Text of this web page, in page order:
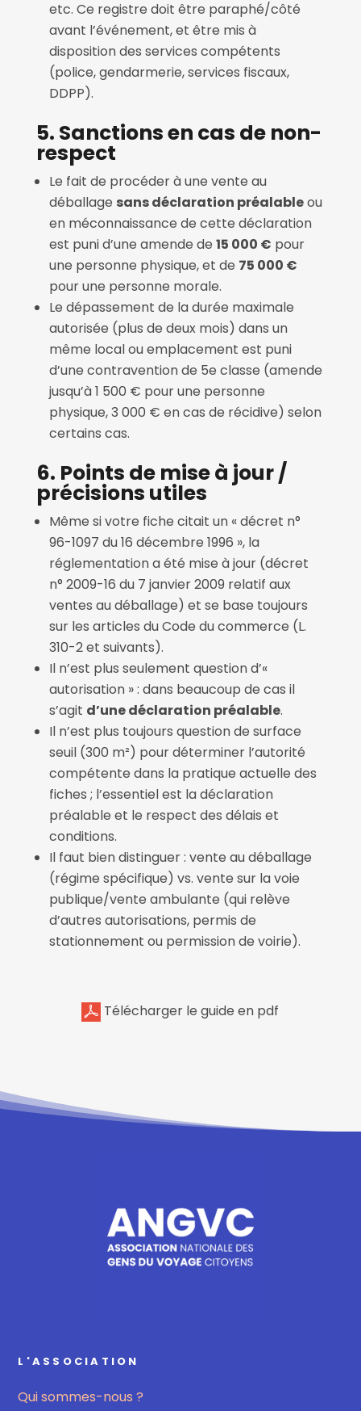
etc. Ce registre doit être paraphé/côté
avant l’événement, et être mis à
disposition des services compétents
(police, gendarmerie, services fiscaux,
DDPP).
5. Sanctions en cas de non-
respect
Le fait de procéder à une vente au
déballage sans déclaration préalableou
en méconnaissance de cette déclaration
est puni d’une amende de 15 000 € pour
une personne physique, et de 75 000 €
pour une personne morale.
Le dépassement de la durée maximale
autorisée (plus de deux mois) dans un
même local ou emplacement est puni
d’une contravention de 5e classe (amende
jusqu’à 1 500 € pour une personne
physique, 3 000 € en cas de récidive) selon
certains cas.
6. Points de mise à jour /
précisions utiles
Même si votre fiche citait un « décret n°
96-1097 du 16 décembre 1996 », la
réglementation a été mise à jour (décret
n° 2009-16 du 7 janvier 2009 relatif aux
ventes au déballage) et se base toujours
sur les articles du Code du commerce (L.
310-2 et suivants).
Il n’est plus seulement question d’«
autorisation » : dans beaucoup de cas il
s’agit d’une déclaration préalable.
Il n’est plus toujours question de surface
seuil (300 m²) pour déterminer l’autorité
compétente dans la pratique actuelle des
fiches ; l’essentiel est la déclaration
préalable et le respect des délais et
conditions.
Il faut bien distinguer : vente au déballage
(régime spécifique) vs. vente sur la voie
publique/vente ambulante (qui relève
d’autres autorisations, permis de
stationnement ou permission de voirie).
Télécharger le guide en pdf
L'ASSOCIATION
Qui sommes-nous ?